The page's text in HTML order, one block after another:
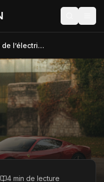
Ferrari à l’heure de l’électrique : comment la marque préserve son identité
4 min de lecture